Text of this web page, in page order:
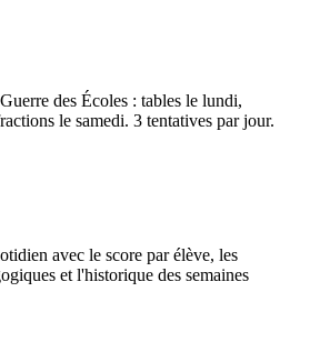
des Écoles : tables le lundi,
le samedi. 3 tentatives par jour.
avec le score par élève, les
et l'historique des semaines